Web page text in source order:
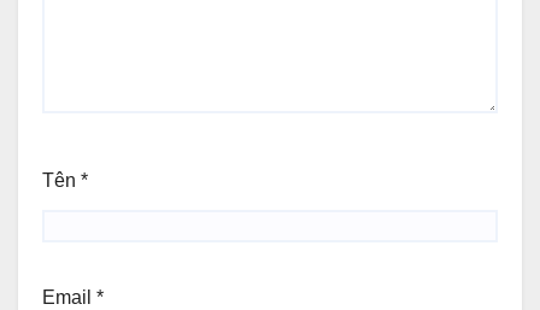
Tên *
Email *